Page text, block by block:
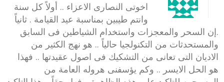
اخوتى النصارى الاعزاء .. أولاً كل سنة
وانتم طيبين بمناسبة عيد القيامة . ثانياً
.إن السحر والمعجزات واستخدام الشياطين فى السابق
والمستحدثات من التكنولجيا حالياً .. هو نهج الكثير من
الاديان التى تعانى من التشكيك فى اصول عقيدتها .. فهذا
هو الحل الايسر .. وكم يؤسفنى هروله العامة من